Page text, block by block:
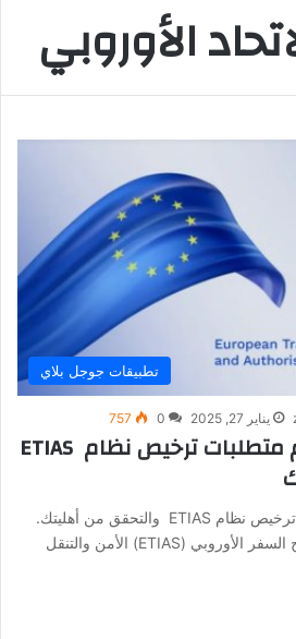
الأوروبي
تطبيقات جوجل بلاي
يناير 27, 2025 0
757
أفضل تطبيق لفهم متطلبات ترخيص نظام ETIAS
أفضل تطبيق لفهم متطلبات ترخيص نظام ETIAS والتحقق من أهليتك.
يعزز نظام معلومات وتصاريح السفر الأوروبي (ETIAS) الأمن والتنقل